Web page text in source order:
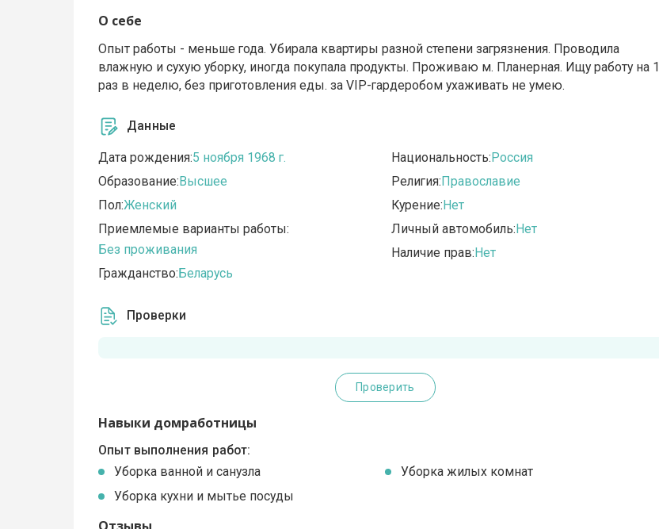
О себе
Опыт работы - меньше года. Убирала квартиры разной степени загрязнения. Проводила
влажную и сухую уборку, иногда покупала продукты. Проживаю м. Планерная. Ищу работу на 1
раз в неделю, без приготовления еды. за VIP-гардеробом ухаживать не умею.
Данные
Дата рождения:5 ноября 1968 г.
Образование:Высшее
Пол:Женский
Приемлемые варианты работы:
Без проживания
Гражданство:Беларусь
Национальность:Россия
Религия:Православие
Курение:Нет
Личный автомобиль:Нет
Наличие прав:Нет
Проверки
Проверить
Навыки домработницы
Опыт выполнения работ:
Уборка ванной и санузла
Уборка жилых комнат
Уборка кухни и мытье посуды